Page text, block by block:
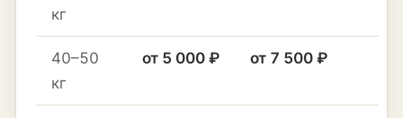
кг
40–50
кг
от 5 000 ₽ от 7 500 ₽